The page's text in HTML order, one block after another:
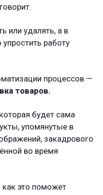
или удалять, а в
работу
процессов —
товаров.
будет сама
упомянутые в
закадрового
во время
как это поможет